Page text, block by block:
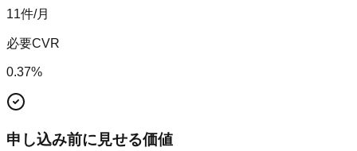
11件/月
必要CVR
0.37%
申し込み前に見せる価値